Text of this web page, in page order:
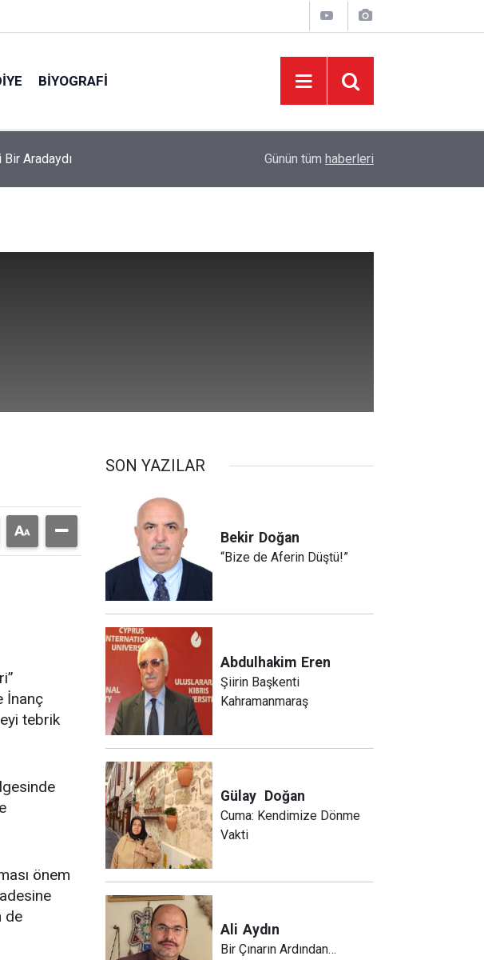
BIYOGRAFI
Aradaydı İklim Dirençli Tarım İçin Güç Birliği
Günün tüm haberleri
İnanç
tebrik
önem
de
SON YAZILAR
Bekir Doğan
“Bize de Aferin Düştü!”
Abdulhakim Eren
Şiirin Başkenti
Kahramanmaraş
Gülay Doğan
Cuma: Kendimize Dönme
Vakti
Ali Aydın
Bir Çınarın Ardından…